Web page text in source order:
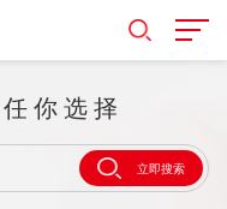
任你选择
立即搜索